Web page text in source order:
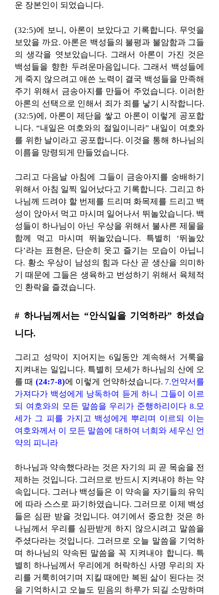
운 장본인이 되었습니다.
(32:5)에 보니, 아론이 보았다고 기록합니다. 무엇을
보았을 까요. 아론은 백성들의 불평과 불암함과 그들
의 생각을 엿보았습니다. 그래서 아론이 가진 것은
백성들을 향한 두려운마음입니다. 그래서 백성들에
게 죽지 않으려고 애쓴 노력이 결국 백성들을 만족해
주기 위해서 금송아지를 만들어 주었습니다. 이러한
아론의 선택으로 인해서 죄가 죄를 낳기 시작합니다.
(32:5)에, 아론이 제단을 쌓고 아론이 이렇게 공포합
니다. “내일은 여호와의 절일이니라” 내일이 여호와
를 위한 날이라고 공포합니다. 이것을 통해 하나님의
이름을 망령되게 만들었습니다.
그리고 다음날 아침에 그들이 금송아지를 숭배하기
위해서 아침 일찍 일어났다고 기록합니다. 그리고 하
나님께 드려야 할 번제를 드리며 화목제를 드리고 백
성이 앉아서 먹고 마시며 일어나서 뛰놀았습니다. 백
성들이 하나님이 아닌 우상을 위해서 불사른 제물을
함께 먹고 마시며 뛰놀았습니다. 특별히 ‘뛰놀았
다’라는 표현은, 단순히 웃고 즐기는 모습이 아닙니
다. 황소 우상이 남성의 힘과 다산 곧 생산을 의미하
기 때문에 그들은 생육하고 번성하기 위해서 육체적
인 환락을 즐겼습니다.
# 하나님께서는 “안식일을 기억하라” 하셨습
니다.
그리고 성막이 지어지는 6일동안 계속해서 거룩을
지켜내는 일입니다. 특별히 모세가 하나님의 산에 오
를 때 (24:7-8)에 이렇게 언약하셨습니다. 7.언약서를
가져다가 백성에게 낭독하여 듣게 하니 그들이 이르
되 여호와의 모든 말씀을 우리가 준행하리이다 8.모
세가 그 피를 가지고 백성에게 뿌리며 이르되 이는
여호와께서 이 모든 말씀에 대하여 너희와 세우신 언
약의 피니라
하나님과 약속했다라는 것은 자기의 피 곧 목숨을 전
제하는 것입니다. 그러므로 반드시 지켜내야 하는 약
속입니다. 그러나 백성들은 이 약속을 자기들의 유익
에 따라 스스로 파기하였습니다. 그러므로 이제 백성
들은 심판 받을 것입니다. 여기에서 중요한 것은 하
나님께서 우리를 심판받게 하지 않으시려고 말씀을
주셨다라는 것입니다. 그러므로 오늘 말씀을 기억하
며 하나님의 약속된 말씀을 꼭 지켜내야 합니다. 특
별히 하나님께서 우리에게 허락하신 사명 우리의 자
리를 거룩히여기며 지킬 때에만 복된 삶이 된다는 것
을 기억하시고 오늘도 믿음의 하루가 되길 소망하며